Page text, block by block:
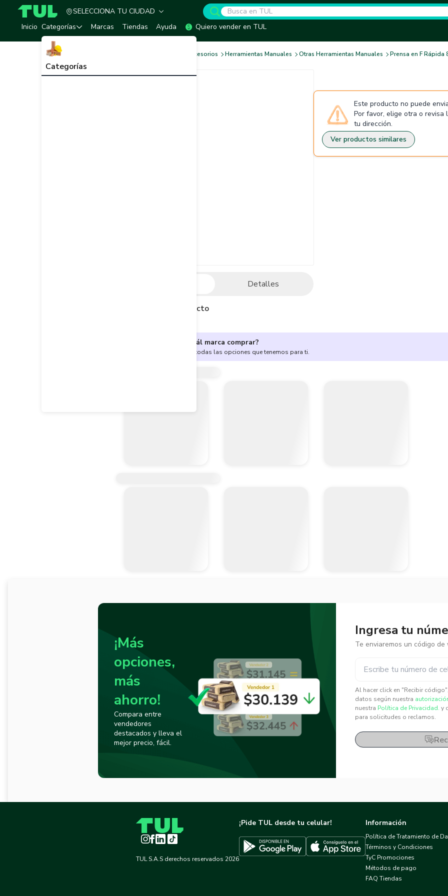
TUL - Tu Marketplace de Construcción
SELECCIONA TU CIUDAD
Inicio Categorías
Categorías
Marcas Tiendas Ayuda Quiero vender en TUL
Herramientas, Equipos y Accesorios Herramientas Manuales Otras Herramientas Manuales Prensa en F Rápida
Detalles
Descripción del producto
Este producto no puede
Por favor, elige otra o revisa
tu dirección.
Ver productos similares
¿No sabes cuál marca comprar?
Encuentra aquí todas las opciones que tenemos para ti.
¡Más
opciones,
más
ahorro!
Compara entre
vendedores
destacados y lleva el
mejor precio, fácil.
Ingresa tu
Te enviaremos un código de
Al hacer click en "Recibir
datos según nuestra
nuestra Política de Privacidad. y
para solicitudes o reclamos.
Instagram
Facebook
LinkedInTikTok
TUL S.A.S derechos reservados 2026
¡Pide TUL desde tu celular!
Descargar TUL en Google PlayDescargar TUL en App Store
Información
Política de Tratamiento de
Términos y Condiciones
TyC Promociones
Métodos de pago
FAQ Tiendas